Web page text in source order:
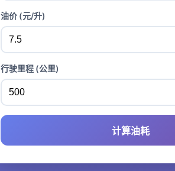
油价 (元/升)
行驶里程 (公里)
计算油耗